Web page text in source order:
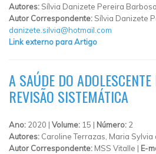
Autores: Sílvia Danizete Pereira
Autor Correspondente: Sílvia Danizete
danizete.silvia@hotmail.com
Link externo para Artigo
A SAÚDE DO
REVISÃO SISTEMÁTICA
Ano: 2020 | Volume: 15 | Número: 2
Autores: Caroline Terrazas, Maria Sylvia
Autor Correspondente: MSS Vitalle | E-